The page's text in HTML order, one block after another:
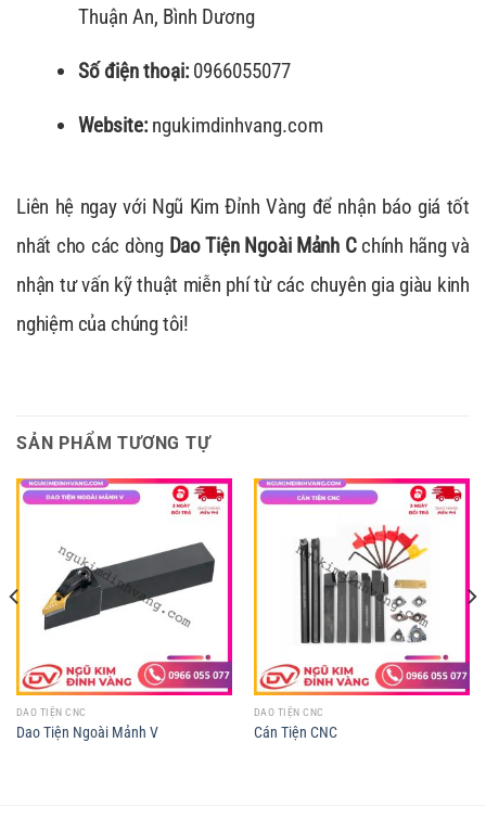
Thuận An, Bình Dương
Số điện thoại:0966055077
Website:ngukimdinhvang.com
Liên hệ ngay với Ngũ Kim Đỉnh Vàng để nhận báo giá tốt
nhất cho các dòng Dao Tiện Ngoài Mảnh Cchính hãng và
nhận tư vấn kỹ thuật miễn phí từ các chuyên gia giàu kinh
nghiệm của chúng tôi!
SẢN PHẨM TƯƠNG TỰ
DAO TIỆN CNC
Dao Tiện Ngoài Mảnh V
DAO TIỆN CNC
Cán Tiện CNC